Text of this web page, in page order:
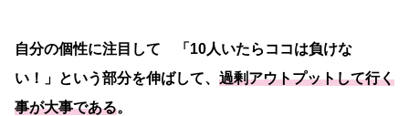
自分の個性に注目して 「10人いたらココは負けな
い！」という部分を伸ばして、 過剰アウトプットして行く
事が大事である。